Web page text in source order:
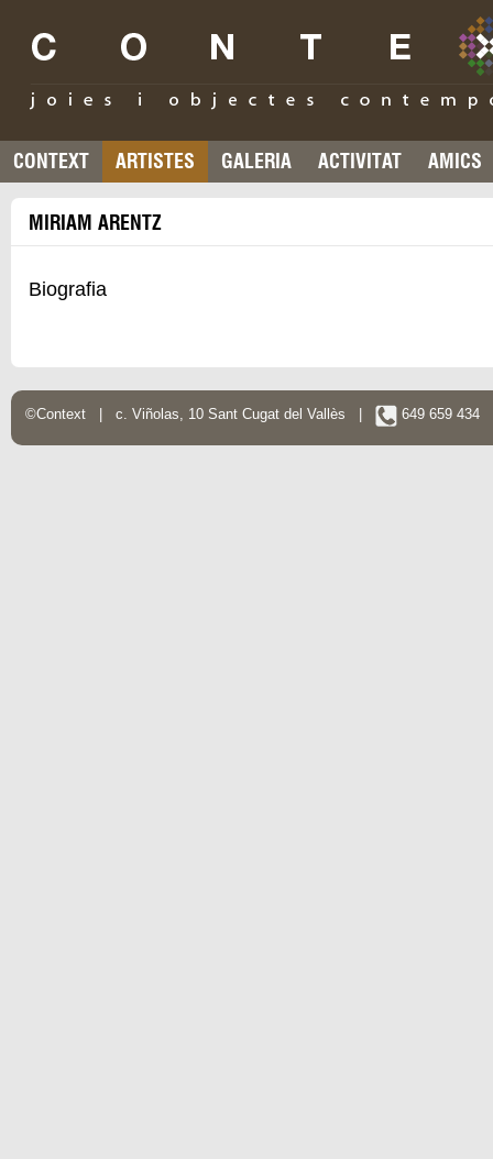
CONTEXT ARTISTES GALERIA ACTIVITAT AMICS
MIRIAM ARENTZ
Biografia
©Context | c. Viñolas, 10 Sant Cugat del Vallès | 649 659